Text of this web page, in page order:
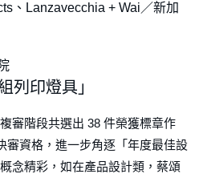
、Lanzavecchia + Wai／新加
列印燈具」
審階段共選出 38 件榮獲標章作
審資格，進一步角逐「年度最佳設
念精彩，如在產品設計類，蔡頌